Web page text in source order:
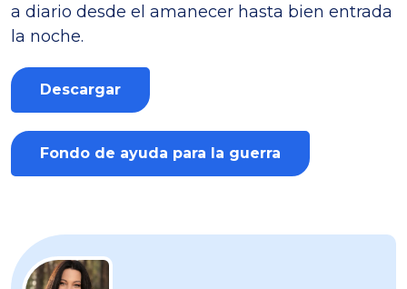
a diario desde el amanecer hasta bien entrada
la noche.
Descargar
Fondo de ayuda para la guerra